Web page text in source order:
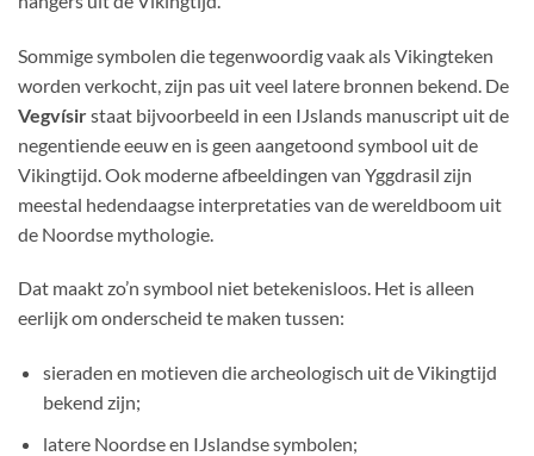
Sommige symbolen die tegenwoordig vaak als Vikingteken
worden verkocht, zijn pas uit veel latere bronnen bekend. De
Vegvísirstaat bijvoorbeeld in een IJslands manuscript uit de
negentiende eeuw en is geen aangetoond symbool uit de
Vikingtijd. Ook moderne afbeeldingen van Yggdrasil zijn
meestal hedendaagse interpretaties van de wereldboom uit
de Noordse mythologie.
Dat maakt zo’n symbool niet betekenisloos. Het is alleen
eerlijk om onderscheid te maken tussen:
sieraden en motieven die archeologisch uit de Vikingtijd
bekend zijn;
latere Noordse en IJslandse symbolen;